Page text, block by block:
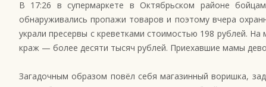
В 17:26 в супермаркете в Октябрьском районе
обнаруживались пропажи товаров и поэтому вчера
украли пресервы с креветками стоимостью 198 рублей.
краж — более десяти тысяч рублей. Приехавшие мамы
Загадочным образом повёл себя магазинный воришка,